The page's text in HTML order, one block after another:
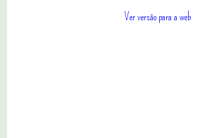
Ver versão para a web